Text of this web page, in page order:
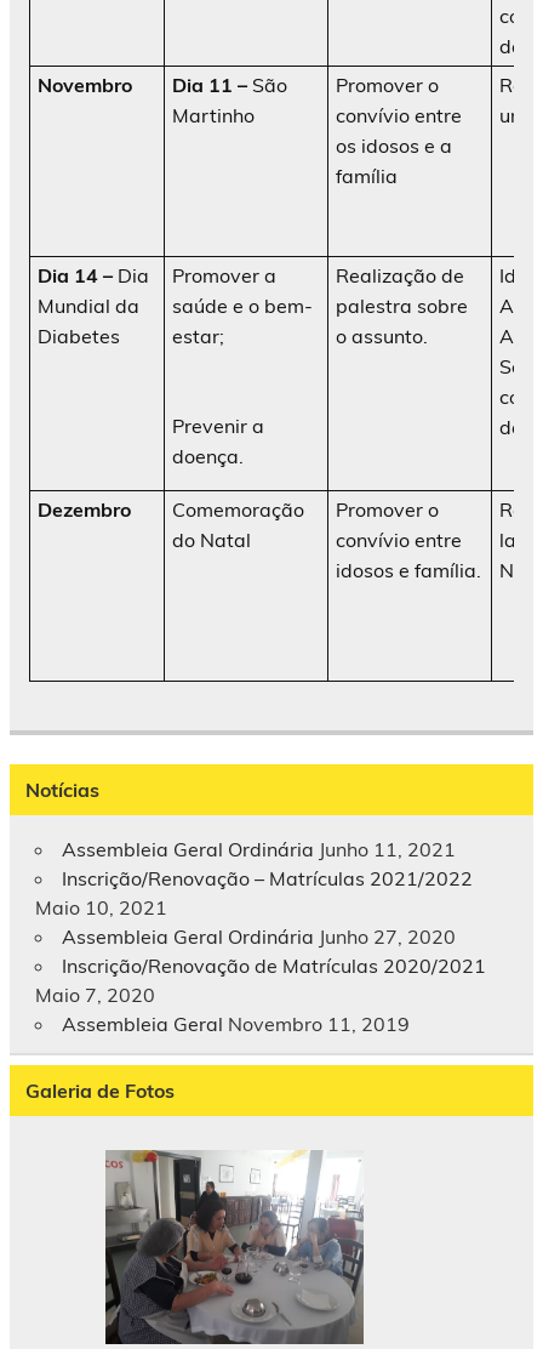
da
Novembro
Dia 11 – São
Martinho
Promover o
convívio entre
os idosos e a
família
um
Dia 14 – Dia
Mundial da
Diabetes
Promover a
saúde e o bem-
estar;
Prevenir a
doença.
Realização de
palestra sobre
o assunto.
da
Dezembro
Comemoração
do Natal
Promover o
convívio entre
idosos e família.
Notícias
Assembleia Geral Ordinária Junho 11, 2021
Inscrição/Renovação – Matrículas 2021/2022
Maio 10, 2021
Assembleia Geral Ordinária Junho 27, 2020
Inscrição/Renovação de Matrículas 2020/2021
Maio 7, 2020
Assembleia Geral Novembro 11, 2019
Galeria de Fotos